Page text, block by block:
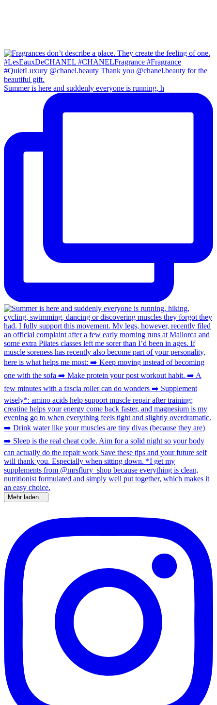
Summer is here and suddenly everyone is running, h
Mehr laden...